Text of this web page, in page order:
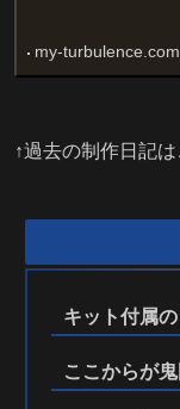
my-turbulence.com
↑過去の制作日記は
キット付属
ここからが